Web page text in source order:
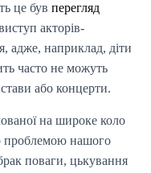
це був перегляд
акторів-
адже, наприклад, діти
часто не можуть
або концерти.
на широке коло
проблемою нашого
поваги, цькування